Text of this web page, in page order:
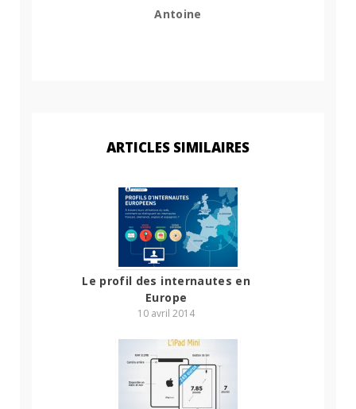
Antoine
ARTICLES SIMILAIRES
Le profil des internautes en
Europe
10 avril 2014